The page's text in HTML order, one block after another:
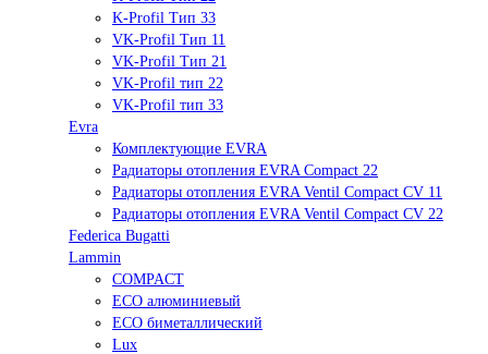
K-Profil Тип 33
VK-Profil Тип 11
VK-Profil Тип 21
VK-Profil тип 22
VK-Profil тип 33
Evra
Комплектующие EVRA
Радиаторы отопления EVRA Compact 22
Радиаторы отопления EVRA Ventil Compact CV 11
Радиаторы отопления EVRA Ventil Compact CV 22
Federica Bugatti
Lammin
COMPACT
ECO алюминиевый
ECO биметаллический
Lux